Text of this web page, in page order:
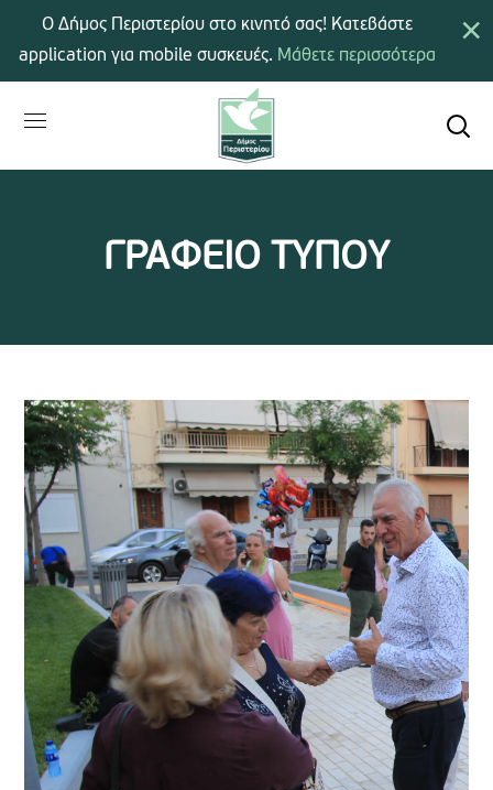
ΓΡΑΦΕΙΟ ΤΥΠΟΥ
×
Ο Δήμος Περιστερίου στο κινητό σας! Κατεβάστε
application για mobile συσκευές. Μάθετε περισσότερα